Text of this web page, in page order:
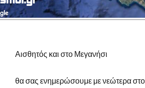
Αισθητός και στο Μεγανήσι
θα σας ενημερώσουμε με νεώτερα